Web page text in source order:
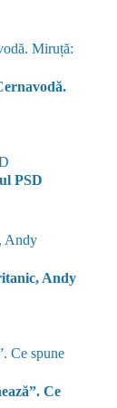
PSD
Andy
Ce